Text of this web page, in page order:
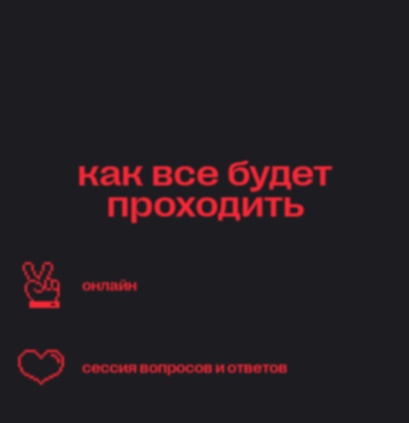
как все будет
проходить
онлайн
сессия вопросов и ответов